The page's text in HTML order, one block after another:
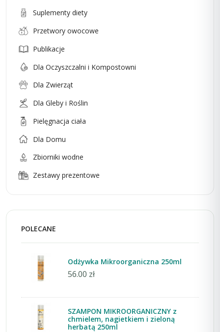
Suplementy diety
Przetwory owocowe
Publikacje
Dla Oczyszczalni i Kompostowni
Dla Zwierząt
Dla Gleby i Roślin
Pielęgnacja ciała
Dla Domu
Zbiorniki wodne
Zestawy prezentowe
POLECANE
Odżywka Mikroorganiczna 250ml
56.00 zł
SZAMPON MIKROORGANICZNY z
chmielem, nagietkiem i zieloną
herbatą 250ml